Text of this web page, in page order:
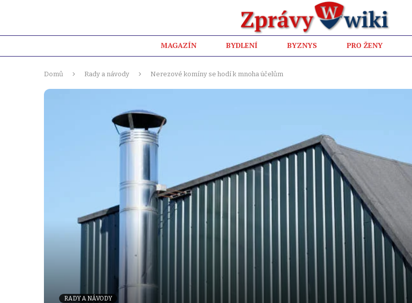
MAGAZÍN BYDLENÍ BYZNYS PRO ŽENY
Domů Rady a návody Nerezové komíny se hodí k mnoha účelům
RADY A NÁVODY